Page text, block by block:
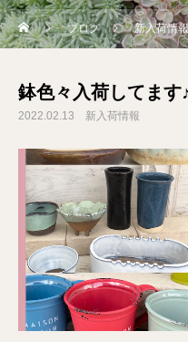
ブログ 新入荷情報
鉢色々入荷してます♪
2022.02.13 新入荷情報